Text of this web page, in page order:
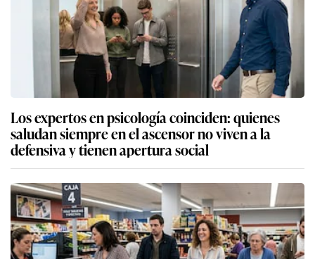
Los expertos en psicología coinciden: quienes
saludan siempre en el ascensor no viven a la
defensiva y tienen apertura social